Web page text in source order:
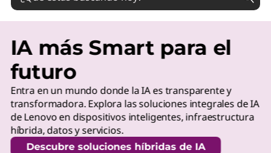
IA más Smart para el
futuro
Entra en un mundo donde la IA es transparente y
transformadora. Explora las soluciones integrales de IA
de Lenovo en dispositivos inteligentes, infraestructura
híbrida, datos y servicios.
Descubre soluciones híbridas de IA